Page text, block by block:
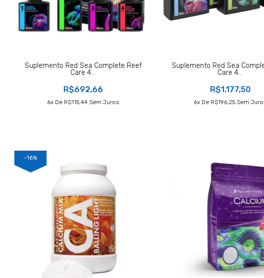
Suplemento Red Sea Complete Reef
Care 4...
R$692,66
6X De R$115,44 Sem Juros
Suplemento Red Sea
Care 4...
R$1.177,50
6X De R$196,25 Sem
-16%